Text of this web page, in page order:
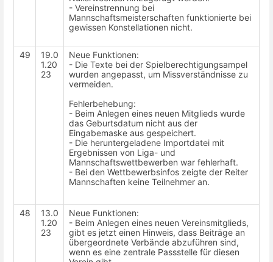
- Vereinstrennung bei
Mannschaftsmeisterschaften funktionierte bei
gewissen Konstellationen nicht.
49
19.0
1.20
23
Neue Funktionen:
- Die Texte bei der Spielberechtigungsampel
wurden angepasst, um Missverständnisse zu
vermeiden.
Fehlerbehebung:
- Beim Anlegen eines neuen Mitglieds wurde
das Geburtsdatum nicht aus der
Eingabemaske aus gespeichert.
- Die heruntergeladene Importdatei mit
Ergebnissen von Liga- und
Mannschaftswettbewerben war fehlerhaft.
- Bei den Wettbewerbsinfos zeigte der Reiter
Mannschaften keine Teilnehmer an.
48
13.0
1.20
23
Neue Funktionen:
- Beim Anlegen eines neuen Vereinsmitglieds,
gibt es jetzt einen Hinweis, dass Beiträge an
übergeordnete Verbände abzuführen sind,
wenn es eine zentrale Passstelle für diesen